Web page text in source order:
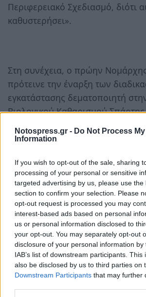
Notospress.gr - Do Not Process
Information
If you wish to opt-out of the sale, sharing
processing of your personal or sensitive
targeted advertising by us, please use the
section to confirm your selection. Please
opt-out request is processed you may
interest-based ads based on personal
us or personal information disclosed to
your opt-out. You may separately opt-out
disclosure of your personal information
IAB’s list of downstream participants.
also be disclosed by us to third parties on
Downstream Participants that may further
Περιφερειακό Σχεδιασμό, διότι
καθυστερήσει».
Στη συνέχεια, ο πρώην
πρότεινε την έναρξη των
εγκατάστασης δεματοποιητή
Βιολογικού Καθαρισμού
βρίσκει αντίθετο το Δήμαρχο
απαντώντας σχετικά
χώρος είναι ακατάλληλος για
Στη δεύτερη πρόταση που
Φούρκας για την εγκατάσταση
ψυχρής επεξεργασίας αστικών
«Θησέας» της εταιρείας Soukos
Αργειτάκος φάνηκε περισσότερο
«Για το σύστημα Σούκου, δε
πράγματα, καθώς έχουν
προς το ύψος της σύμβασης που
Η λύση είναι καλή, διότι δεν